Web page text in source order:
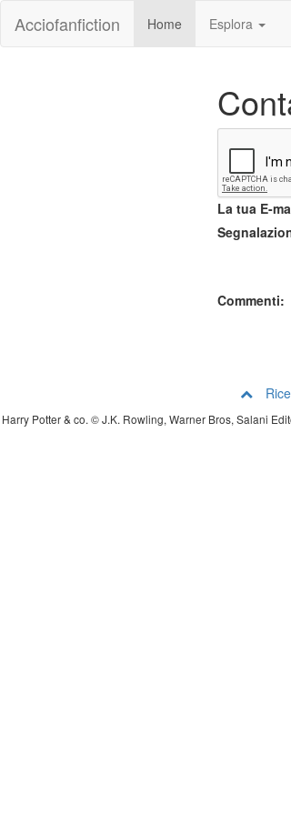
Acciofanfiction Home Esplora
La tua E-
Commenti:
Harry Potter & co. © J.K. Rowling, Warner Bros, Salani